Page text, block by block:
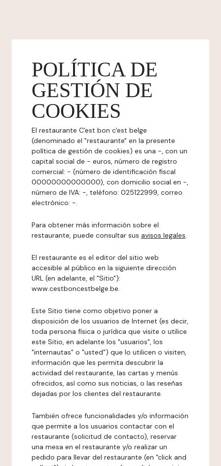
POLÍTICA DE
GESTIÓN DE
COOKIES
El restaurante C'est bon c'est belge
(denominado el "restaurante" en la presente
política de gestión de cookies) es una -, con un
capital social de - euros, número de registro
comercial: - (número de identificación fiscal
00000000000000), con domicilio social en -,
número de IVA: -, teléfono: 025122999, correo
electrónico: -.
Para obtener más información sobre el
restaurante, puede consultar sus avisos legales.
El restaurante es el editor del sitio web
accesible al público en la siguiente dirección
URL (en adelante, el "Sitio"):
www.cestboncestbelge.be.
Este Sitio tiene como objetivo poner a
disposición de los usuarios de Internet (es decir,
toda persona física o jurídica que visite o utilice
este Sitio, en adelante los "usuarios", los
"internautas" o "usted") que lo utilicen o visiten,
información que les permita descubrir la
actividad del restaurante, las cartas y menús
ofrecidos, así como sus noticias, o las reseñas
dejadas por los clientes del restaurante.
También ofrece funcionalidades y/o información
que permite a los usuarios contactar con el
restaurante (solicitud de contacto), reservar
una mesa en el restaurante y/o realizar un
pedido para llevar del restaurante (en "click and